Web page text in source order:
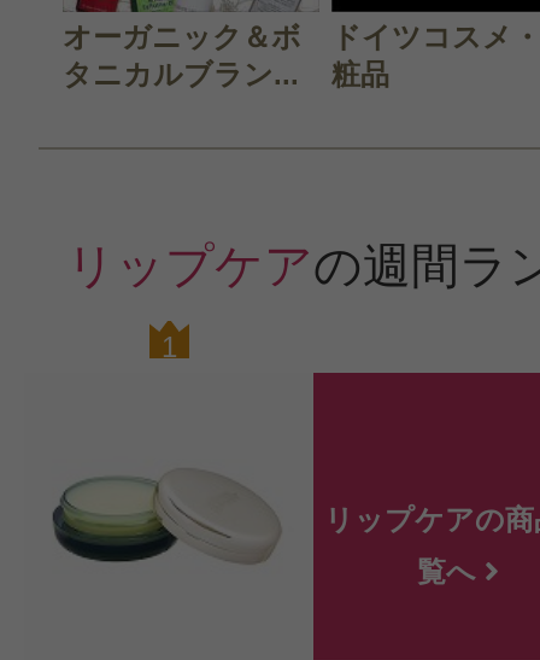
オーガニック＆ボ
タニカルブラン...
ドイツコスメ
粧品
リップケアの週間ラ
1
リップケアの
覧へ